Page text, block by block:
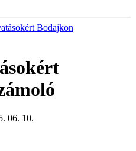
Bodajkon
06. 10.